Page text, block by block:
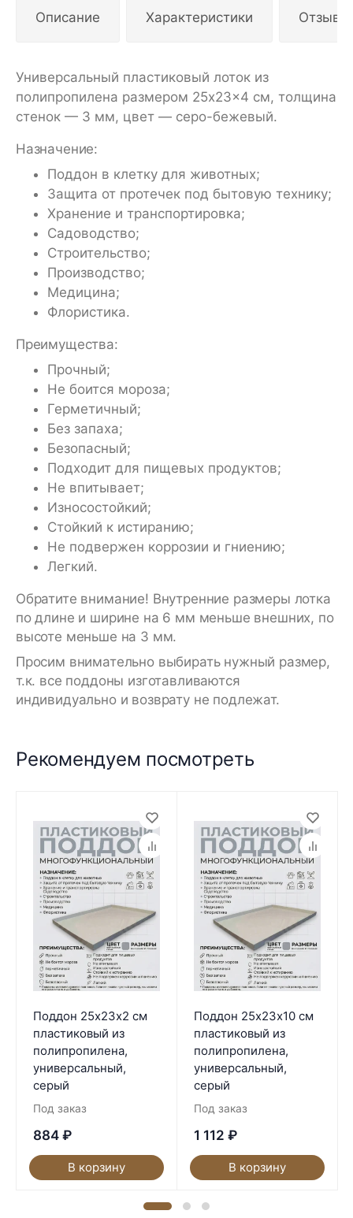
Описание Характеристики
Универсальный пластиковый лоток из
полипропилена размером 25x23x4 см, толщина
стенок — 3 мм, цвет — серо-бежевый.
Назначение:
Поддон в клетку для животных;
Защита от протечек под бытовую технику;
Хранение и транспортировка;
Садоводство;
Строительство;
Производство;
Медицина;
Флористика.
Преимущества:
Прочный;
Не боится мороза;
Герметичный;
Без запаха;
Безопасный;
Подходит для пищевых продуктов;
Не впитывает;
Износостойкий;
Стойкий к истиранию;
Не подвержен коррозии и гниению;
Легкий.
Обратите внимание! Внутренние размеры лотка
по длине и ширине на 6 мм меньше внешних, по
высоте меньше на 3 мм.
Просим внимательно выбирать нужный размер,
т.к. все поддоны изготавливаются
индивидуально и возврату не подлежат.
Рекомендуем посмотреть
Поддон 25х23х2 см
пластиковый из
полипропилена,
универсальный,
серый
Под заказ
884 ₽
В корзину
Поддон 25х23х10 см
пластиковый из
полипропилена,
универсальный,
серый
Под заказ
1 112 ₽
В корзину